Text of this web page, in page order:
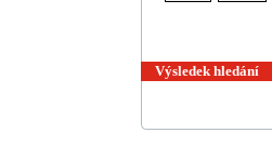
Výsledek hledání